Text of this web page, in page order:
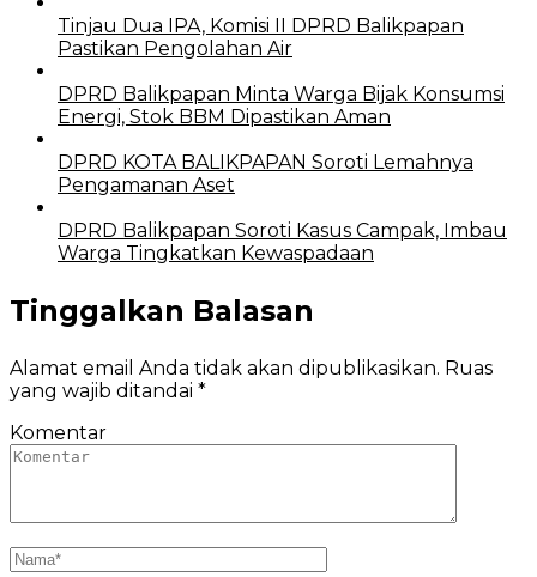
Tinjau Dua IPA, Komisi II DPRD Balikpapan
Pastikan Pengolahan Air
DPRD Balikpapan Minta Warga Bijak Konsumsi
Energi, Stok BBM Dipastikan Aman
DPRD KOTA BALIKPAPAN Soroti Lemahnya
Pengamanan Aset
DPRD Balikpapan Soroti Kasus Campak, Imbau
Warga Tingkatkan Kewaspadaan
Tinggalkan Balasan
Alamat email Anda tidak akan dipublikasikan. Ruas
yang wajib ditandai *
Komentar